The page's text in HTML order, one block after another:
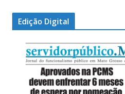
Edição Digital